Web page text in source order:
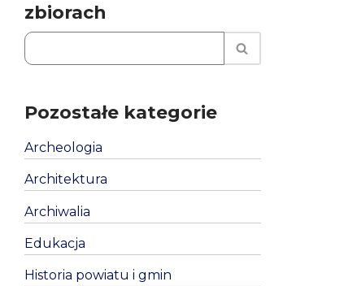
zbiorach
Pozostałe kategorie
Archeologia
Architektura
Archiwalia
Edukacja
Historia powiatu i gmin